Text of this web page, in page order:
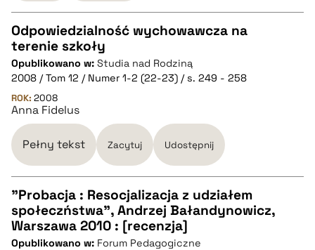
pobierz cytat
CZYSTY TEKST
pobierz cytat
BIBTEX
pobierz cytat
Odpowiedzialność wychowawcza na
terenie szkoły
Opublikowano w: Studia nad Rodziną
2008 / Tom 12 / Numer 1-2 (22-23) / s. 249 - 258
ROK: 2008
Anna Fidelus
Pełny tekst Zacytuj Udostępnij
CZYSTY TEKST
"Probacja : Resocjalizacja z udziałem
społeczństwa", Andrzej Bałandynowicz,
Warszawa 2010 : [recenzja]
Opublikowano w: Forum Pedagogiczne